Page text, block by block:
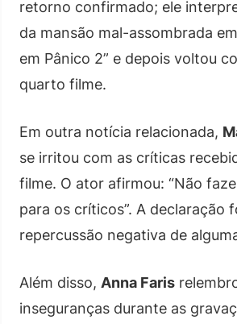
retorno confirmado; ele
da mansão mal-assombrada
em Pânico 2” e depois voltou
quarto filme.
Em outra notícia relacionada,
se irritou com as críticas
filme. O ator afirmou: “Não
para os críticos”. A declaração
repercussão negativa de
Além disso, Anna Faris
inseguranças durante as